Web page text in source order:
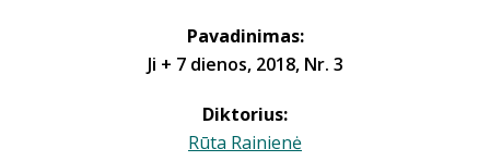
Pavadinimas:
Ji + 7 dienos, 2018, Nr. 3
Diktorius:
Rūta Rainienė